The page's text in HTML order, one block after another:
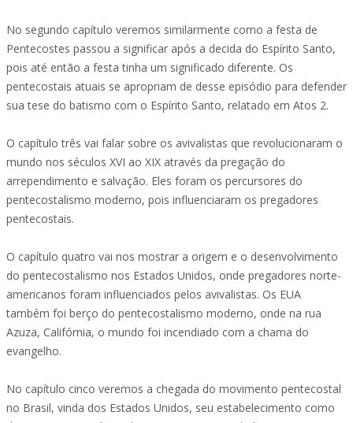
No segundo capítulo veremos similarmente como a festa de
Pentecostes passou a significar após a decida do Espírito Santo,
pois até então a festa tinha um significado diferente. Os
pentecostais atuais se apropriam de desse episódio para defender
sua tese do batismo com o Espírito Santo, relatado em Atos 2.
O capítulo três vai falar sobre os avivalistas que revolucionaram o
mundo nos séculos XVI ao XIX através da pregação do
arrependimento e salvação. Eles foram os percursores do
pentecostalismo moderno, pois influenciaram os pregadores
pentecostais.
O capítulo quatro vai nos mostrar a origem e o desenvolvimento
do pentecostalismo nos Estados Unidos, onde pregadores norte-
americanos foram influenciados pelos avivalistas. Os EUA
também foi berço do pentecostalismo moderno, onde na rua
Azuza, Califórnia, o mundo foi incendiado com a chama do
evangelho.
No capítulo cinco veremos a chegada do movimento pentecostal
no Brasil, vinda dos Estados Unidos, seu estabelecimento como